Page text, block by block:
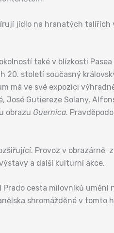
jídlo na hranatých talířích
také v blízkosti Pasea
20. století současný
má ve své expozici
José Gutiereze Solany,
obrazu Guernica.
Provoz v obrazárně
a další kulturní akce.
cesta milovníků umění
shromážděné v tomto